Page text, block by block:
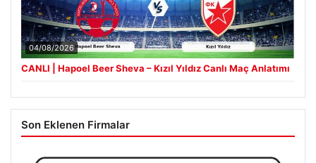
04/08/2026
CANLI | Hapoel Beer Sheva – Kızıl Yıldız Canlı Maç Anlatımı
Son Eklenen Firmalar